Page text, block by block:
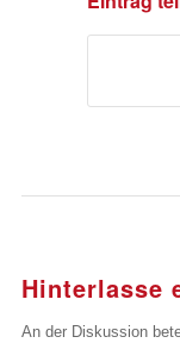
Hinterlasse
An der Diskussion